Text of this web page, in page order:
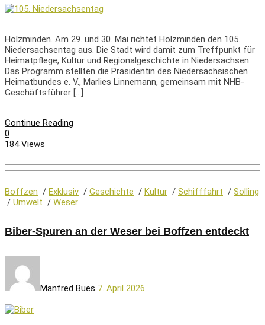
Holzminden. Am 29. und 30. Mai richtet Holzminden den 105.
Niedersachsentag aus. Die Stadt wird damit zum Treffpunkt für
Heimatpflege, Kultur und Regionalgeschichte in Niedersachsen.
Das Programm stellten die Präsidentin des Niedersächsischen
Heimatbundes e. V., Marlies Linnemann, gemeinsam mit NHB-
Geschäftsführer […]
Continue Reading
0
184 Views
Boffzen / Exklusiv / Geschichte / Kultur / Schifffahrt / Solling
/ Umwelt / Weser
Biber-Spuren an der Weser bei Boffzen entdeckt
Manfred Bues 7. April 2026